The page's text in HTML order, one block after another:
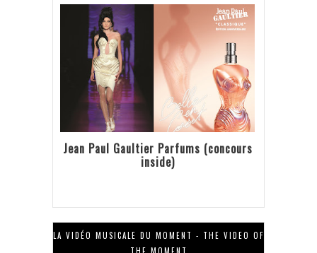
Jean Paul Gaultier Parfums (concours
inside)
LA VIDÉO MUSICALE DU MOMENT - THE VIDEO OF